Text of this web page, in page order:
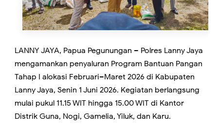
LANNY JAYA, Papua Pegunungan – Polres Lanny Jaya
mengamankan penyaluran Program Bantuan Pangan
Tahap I alokasi Februari–Maret 2026 di Kabupaten
Lanny Jaya, Senin 1 Juni 2026. Kegiatan berlangsung
mulai pukul 11.15 WIT hingga 15.00 WIT di Kantor
Distrik Guna, Nogi, Gamelia, Yiluk, dan Karu.